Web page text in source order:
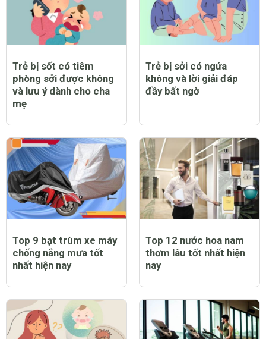
Trẻ bị sốt có tiêm
phòng sởi được không
và lưu ý dành cho cha
mẹ
Trẻ bị sởi có ngứa
không và lời giải đáp
đầy bất ngờ
Top 9 bạt trùm xe máy
chống nắng mưa tốt
nhất hiện nay
Top 12 nước hoa nam
thơm lâu tốt nhất hiện
nay